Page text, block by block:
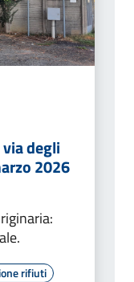
degli
2026
rifiuti